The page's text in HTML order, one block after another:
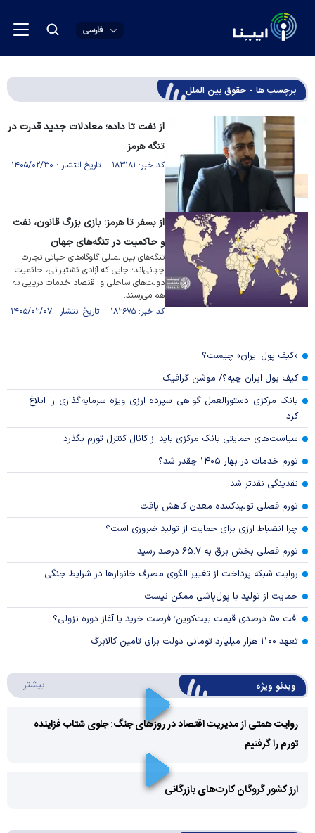
فارسی
برچسب ها - حقوق بین الملل
از نفت تا داده؛ معادلات جدید قدرت در
تنگه هرمز
کد خبر: ۱۸۳۱۸۱ تاریخ انتشار : ۱۴۰۵/۰۲/۳۰
از بسفر تا هرمز؛ بازی بزرگ قانون، نفت
و حاکمیت در تنگه‌های جهان
تنگه‌های بین‌المللی گلوگاه‌های حیاتی تجارت
جهانی‌اند؛ جایی که آزادی کشتیرانی، حاکمیت
دولت‌های ساحلی و اقتصاد خدمات دریایی به
هم می‌رسند.
کد خبر: ۱۸۲۶۷۵ تاریخ انتشار : ۱۴۰۵/۰۲/۰۷
«کیف پول ایران» چیست؟
کیف پول ایران چیه؟/ موشن گرافیک
بانک مرکزی دستورالعمل گواهی سپرده ارزی ویژه سرمایه‌گذاری را ابلاغ
کرد
سیاست‌های حمایتی بانک مرکزی باید از کانال کنترل تورم بگذرد
تورم خدمات در بهار ۱۴۰۵ چقدر شد؟
نقدینگی نقدتر شد
تورم فصلی تولیدکننده معدن کاهش یافت
چرا انضباط ارزی برای حمایت از تولید ضروری است؟
تورم فصلی بخش برق به ۶۵.۷ درصد رسید
روایت شبکه پرداخت از تغییر الگوی مصرف خانوار‌ها در شرایط جنگی
حمایت از تولید با پول‌پاشی ممکن نیست
افت ۵۰ درصدی قیمت بیت‌کوین؛ فرصت خرید یا آغاز دوره نزولی؟
تعهد ۱۱۰۰ هزار میلیارد تومانی دولت برای تامین کالابرگ
ویدئو ویژه بیشتر
Play
Video
روایت همتی از مدیریت اقتصاد در روزهای جنگ: جلوی شتاب فزاینده
تورم را گرفتیم
ارز کشور گروگان کارت‌های بازرگانی